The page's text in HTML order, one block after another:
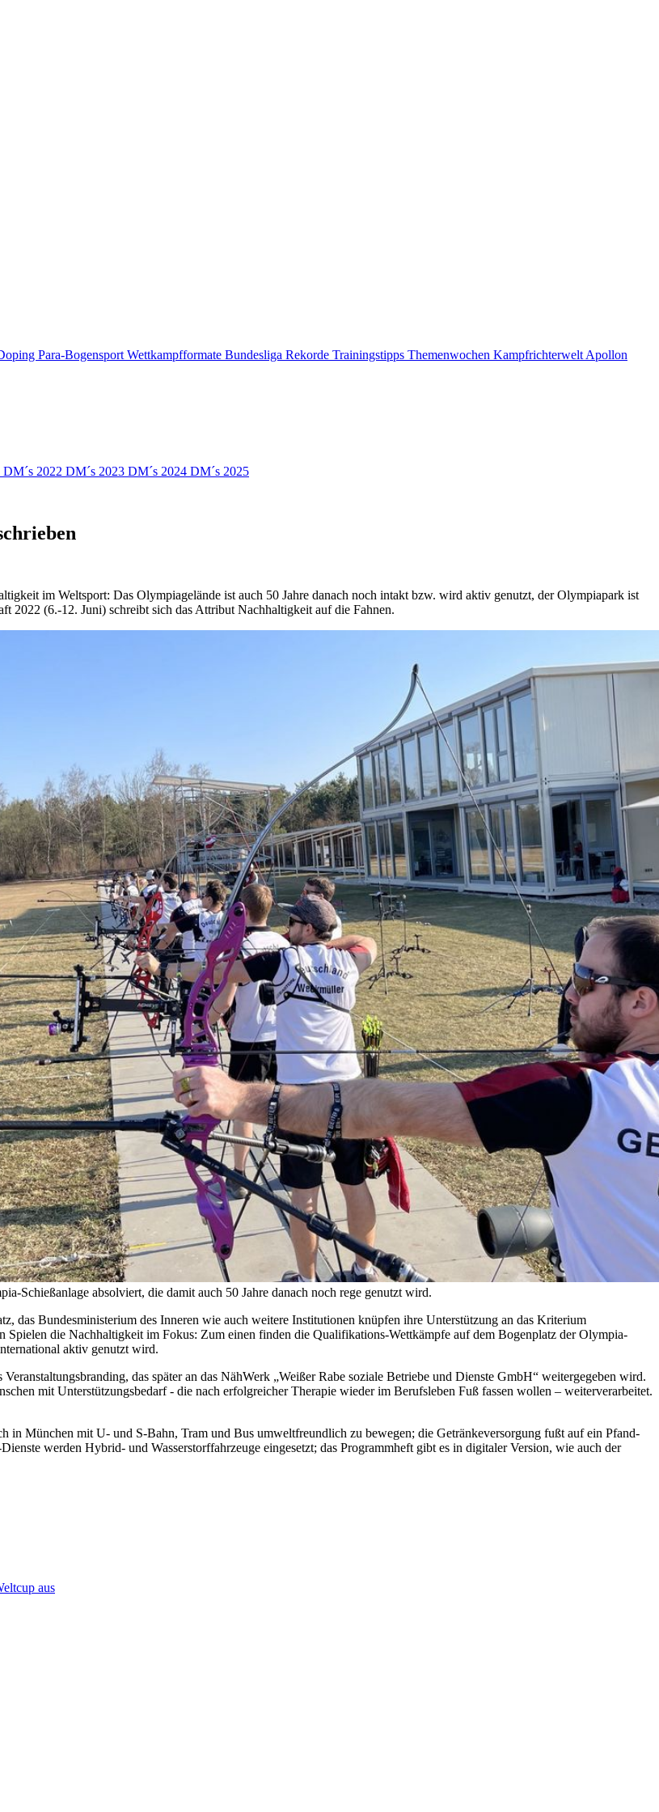
Para-Bogensport Wettkampfformate Bundesliga Rekorde Trainingstipps Themenwochen Kampfrichterwelt Apollon
DM´s 2022 DM´s 2023 DM´s 2024 DM´s 2025
im Weltsport: Das Olympiagelände ist auch 50 Jahre danach noch intakt bzw. wird aktiv genutzt, der Olympiapark ist
2022 (6.-12. Juni) schreibt sich das Attribut Nachhaltigkeit auf die Fahnen.
Schießanlage absolviert, die damit auch 50 Jahre danach noch rege genutzt wird.
das Bundesministerium des Inneren wie auch weitere Institutionen knüpfen ihre Unterstützung an das Kriterium
Spielen die Nachhaltigkeit im Fokus: Zum einen finden die Qualifikations-Wettkämpfe auf dem Bogenplatz der Olympia-
aktiv genutzt wird.
das später an das NähWerk „Weißer Rabe soziale Betriebe und Dienste GmbH“ weitergegeben wird.
mit Unterstützungsbedarf - die nach erfolgreicher Therapie wieder im Berufsleben Fuß fassen wollen – weiterverarbeitet.
München mit U- und S-Bahn, Tram und Bus umweltfreundlich zu bewegen; die Getränkeversorgung fußt auf ein Pfand-
werden Hybrid- und Wasserstorffahrzeuge eingesetzt; das Programmheft gibt es in digitaler Version, wie auch der
aus